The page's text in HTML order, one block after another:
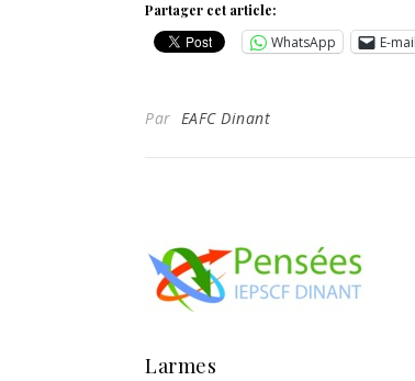
Partager cet article:
WhatsApp E-mail
Par EAFC Dinant
Larmes